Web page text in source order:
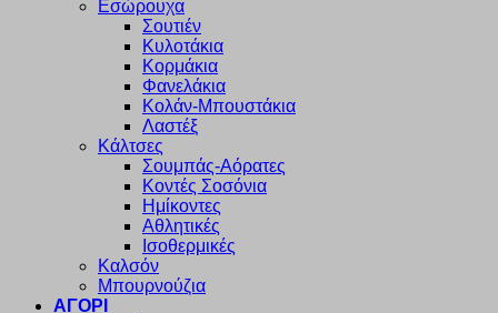
Εσώρουχα
Σουτιέν
Κυλοτάκια
Κορμάκια
Φανελάκια
Κολάν-Μπουστάκια
Λαστέξ
Κάλτσες
Σουμπάς-Αόρατες
Κοντές Σοσόνια
Ημίκοντες
Αθλητικές
Ισοθερμικές
Καλσόν
Μπουρνούζια
ΑΓΟΡΙ